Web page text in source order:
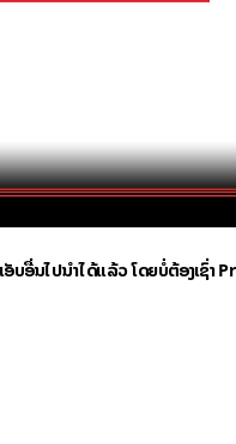
ບອື່ນໄປນຳໄດ້ແລ້ວ ໂດຍບໍ່ຕ້ອງເຊົ່າ